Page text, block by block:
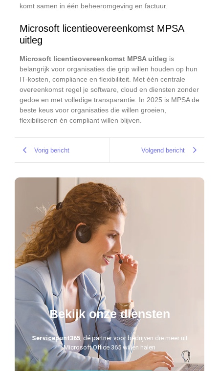
komt samen in één beheeromgeving en factuur.
Microsoft licentieovereenkomst MPSA
uitleg
Microsoft licentieovereenkomst MPSA uitleg is
belangrijk voor organisaties die grip willen houden op hun
IT-kosten, compliance en flexibiliteit. Met één centrale
overeenkomst regel je software, cloud en diensten zonder
gedoe en met volledige transparantie. In 2025 is MPSA de
beste keus voor organisaties die willen groeien,
flexibiliseren én compliant willen blijven.
Vorig bericht Volgend bericht
Bekijk onze diensten
Servicepunt365, dé partner voor bedrijven die meer uit
Microsoft Office 365 willen halen